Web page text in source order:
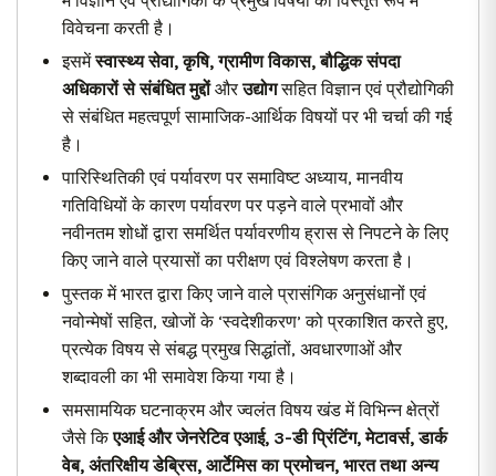
विवेचना करती है।
इसमेंस्वास्थ्य सेवा,कृषि,ग्रामीण विकास, बौद्धिक संपदा
अधिकारों से संबंधित मुद्दोंऔरउद्योगसहित विज्ञान एवं प्रौद्योगिकी
से संबंधित महत्वपूर्ण सामाजिक-आर्थिक विषयों पर भी चर्चा की गई
है।
पारिस्थितिकी एवं पर्यावरण पर समाविष्ट अध्याय, मानवीय
गतिविधियों के कारण पर्यावरण पर पड़ने वाले प्रभावों और
नवीनतम शोधों द्वारा समर्थित पर्यावरणीय ह्रास से निपटने के लिए
किए जाने वाले प्रयासों का परीक्षण एवं विश्लेषण करता है।
पुस्तक में भारत द्वारा किए जाने वाले प्रासंगिक अनुसंधानों एवं
नवोन्मेषों सहित, खोजों के ‘स्वदेशीकरण’ को प्रकाशित करते हुए,
प्रत्येक विषय से संबद्ध प्रमुख सिद्धांतों, अवधारणाओं और
शब्दावली का भी समावेश किया गया है।
समसामयिक घटनाक्रम और ज्वलंत विषय खंड में विभिन्न क्षेत्रों
जैसे किएआई और जेनरेटिव एआई, 3-डी प्रिंटिंग, मेटावर्स, डार्क
वेब, अंतरिक्षीय डेब्रिस, आर्टेमिस का प्रमोचन, भारत तथा अन्य